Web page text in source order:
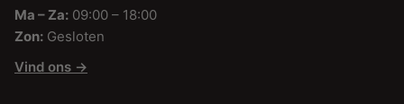
Ma – Za: 09:00 – 18:00
Zon: Gesloten
Vind ons →